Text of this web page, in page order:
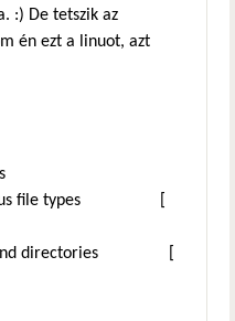
:) De tetszik az
én ezt a linuot, azt
file types [
and directories [